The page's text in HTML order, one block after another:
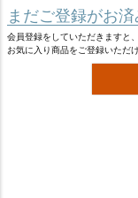
まだご登録がお
会員登録をしていただきますと
お気に入り商品をご登録いただ